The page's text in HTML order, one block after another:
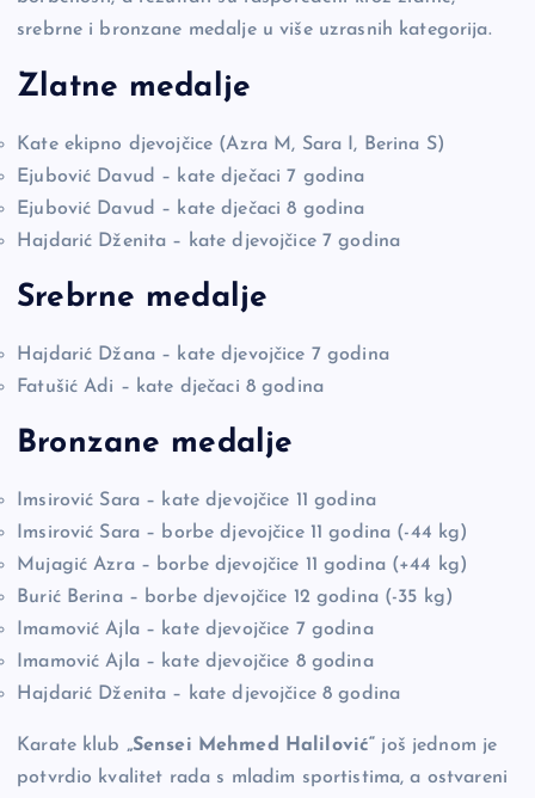
srebrne i bronzane medalje u više uzrasnih kategorija.
Zlatne medalje
Kate ekipno djevojčice (Azra M, Sara I, Berina S)
Ejubović Davud – kate dječaci 7 godina
Ejubović Davud – kate dječaci 8 godina
Hajdarić Dženita – kate djevojčice 7 godina
Srebrne medalje
Hajdarić Džana – kate djevojčice 7 godina
Fatušić Adi – kate dječaci 8 godina
Bronzane medalje
Imsirović Sara – kate djevojčice 11 godina
Imsirović Sara – borbe djevojčice 11 godina (-44 kg)
Mujagić Azra – borbe djevojčice 11 godina (+44 kg)
Burić Berina – borbe djevojčice 12 godina (-35 kg)
Imamović Ajla – kate djevojčice 7 godina
Imamović Ajla – kate djevojčice 8 godina
Hajdarić Dženita – kate djevojčice 8 godina
Karate klub „Sensei Mehmed Halilović“ još jednom je
potvrdio kvalitet rada s mladim sportistima, a ostvareni